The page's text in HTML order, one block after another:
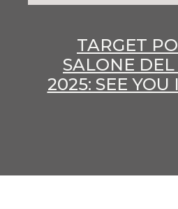
TARGET
SALONE
2025: SEE